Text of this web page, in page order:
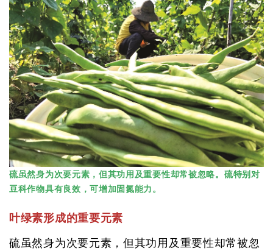
硫虽然身为次要元素，但其功用及重要性却常被忽略。硫特别对
豆科作物具有良效，可增加固氮能力。
叶绿素形成的重要元素
硫虽然身为次要元素，但其功用及重要性却常被忽